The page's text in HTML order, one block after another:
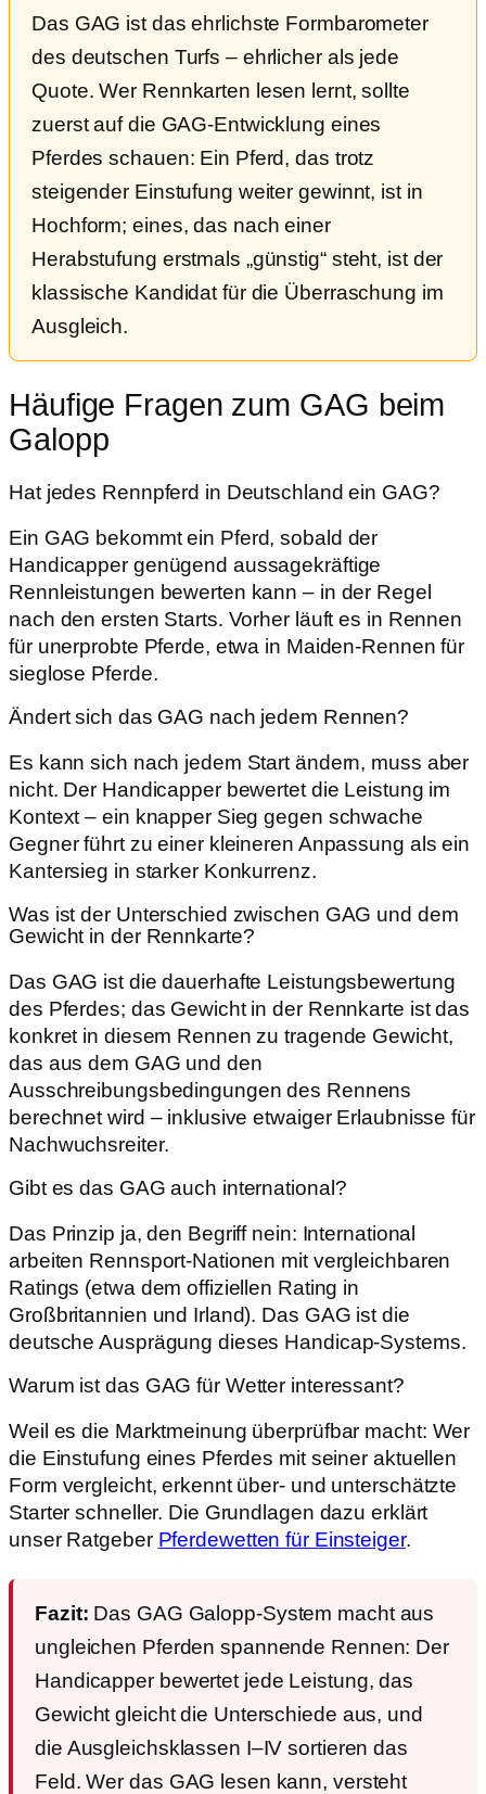
Das GAG ist das ehrlichste Formbarometer
des deutschen Turfs – ehrlicher als jede
Quote. Wer Rennkarten lesen lernt, sollte
zuerst auf die GAG-Entwicklung eines
Pferdes schauen: Ein Pferd, das trotz
steigender Einstufung weiter gewinnt, ist in
Hochform; eines, das nach einer
Herabstufung erstmals „günstig“ steht, ist der
klassische Kandidat für die Überraschung im
Ausgleich.
Häufige Fragen zum GAG beim
Galopp
Hat jedes Rennpferd in Deutschland ein GAG?
Ein GAG bekommt ein Pferd, sobald der
Handicapper genügend aussagekräftige
Rennleistungen bewerten kann – in der Regel
nach den ersten Starts. Vorher läuft es in Rennen
für unerprobte Pferde, etwa in Maiden-Rennen für
sieglose Pferde.
Ändert sich das GAG nach jedem Rennen?
Es kann sich nach jedem Start ändern, muss aber
nicht. Der Handicapper bewertet die Leistung im
Kontext – ein knapper Sieg gegen schwache
Gegner führt zu einer kleineren Anpassung als ein
Kantersieg in starker Konkurrenz.
Was ist der Unterschied zwischen GAG und dem
Gewicht in der Rennkarte?
Das GAG ist die dauerhafte Leistungsbewertung
des Pferdes; das Gewicht in der Rennkarte ist das
konkret in diesem Rennen zu tragende Gewicht,
das aus dem GAG und den
Ausschreibungsbedingungen des Rennens
berechnet wird – inklusive etwaiger Erlaubnisse für
Nachwuchsreiter.
Gibt es das GAG auch international?
Das Prinzip ja, den Begriff nein: International
arbeiten Rennsport-Nationen mit vergleichbaren
Ratings (etwa dem offiziellen Rating in
Großbritannien und Irland). Das GAG ist die
deutsche Ausprägung dieses Handicap-Systems.
Warum ist das GAG für Wetter interessant?
Weil es die Marktmeinung überprüfbar macht: Wer
die Einstufung eines Pferdes mit seiner aktuellen
Form vergleicht, erkennt über- und unterschätzte
Starter schneller. Die Grundlagen dazu erklärt
unser Ratgeber Pferdewetten für Einsteiger.
Fazit: Das GAG Galopp-System macht aus
ungleichen Pferden spannende Rennen: Der
Handicapper bewertet jede Leistung, das
Gewicht gleicht die Unterschiede aus, und
die Ausgleichsklassen I–IV sortieren das
Feld. Wer das GAG lesen kann, versteht